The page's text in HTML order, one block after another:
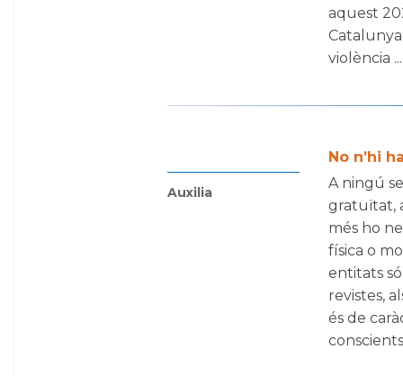
aquest
violència ...
No n’hi
Auxilia
A ningú
gratuïtat,
més ho
física o
entitats
revistes,
és de